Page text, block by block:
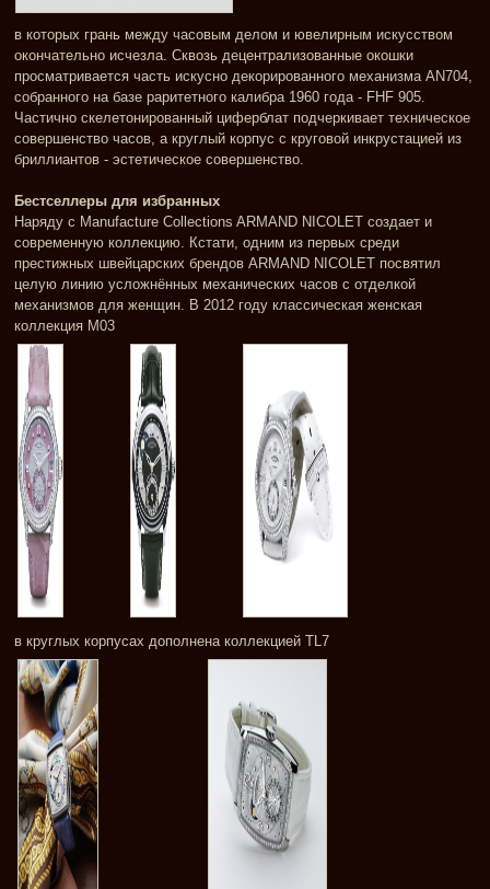
в которых грань между часовым делом и ювелирным искусством
окончательно исчезла. Сквозь децентрализованные окошки
просматривается часть искусно декорированного механизма AN704,
собранного на базе раритетного калибра 1960 года - FHF 905.
Частично скелетонированный циферблат подчеркивает техническое
совершенство часов, а круглый корпус с круговой инкрустацией из
бриллиантов - эстетическое совершенство.
Бестселлеры для избранных
Наряду с Manufacture Collections ARMAND NICOLET создает и
современную коллекцию. Кстати, одним из первых среди
престижных швейцарских брендов ARMAND NICOLET посвятил
целую линию усложнённых механических часов с отделкой
механизмов для женщин. В 2012 году классическая женская
коллекция M03
в круглых корпусах дополнена коллекцией TL7